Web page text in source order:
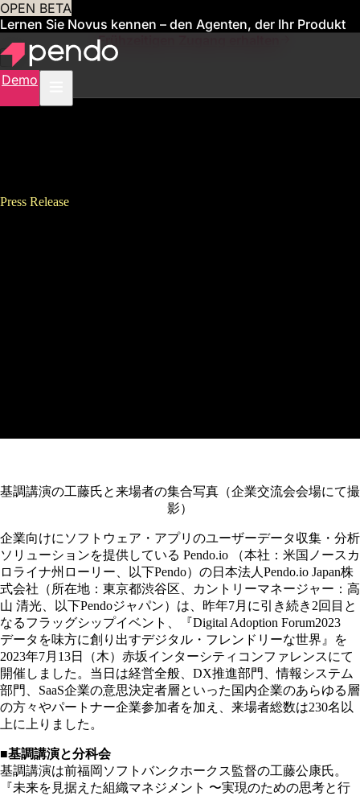
OPEN BETA
Lernen Sie Novus kennen – den Agenten, der Ihr Produkt
für Sie verwaltetFrühzeitigen Zugang erhalten
Demo
Press Release
基調講演の工藤氏と来場者の集合写真（企業交流会会場にて撮
影）
企業向けにソフトウェア・アプリのユーザーデータ収集・分析
ソリューションを提供している Pendo.io （本社：米国ノースカ
ロライナ州ローリー、以下Pendo）の日本法人Pendo.io Japan株
式会社（所在地：東京都渋谷区、カントリーマネージャー：高
山 清光、以下Pendoジャパン）は、昨年7月に引き続き2回目と
なるフラッグシップイベント、『Digital Adoption Forum2023
データを味方に創り出すデジタル・フレンドリーな世界』を
2023年7月13日（木）赤坂インターシティコンファレンスにて
開催しました。当日は経営全般、DX推進部門、情報システム
部門、SaaS企業の意思決定者層といった国内企業のあらゆる層
の方々やパートナー企業参加者を加え、来場者総数は230名以
上に上りました。
■基調講演と分科会
基調講演は前福岡ソフトバンクホークス監督の工藤公康氏。
『未来を見据えた組織マネジメント 〜実現のための思考と行